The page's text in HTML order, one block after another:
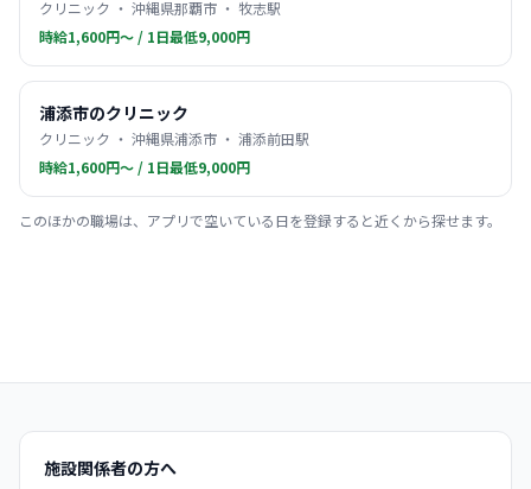
クリニック ・ 沖縄県那覇市 ・ 牧志駅
時給1,600円〜 / 1日最低9,000円
浦添市のクリニック
クリニック ・ 沖縄県浦添市 ・ 浦添前田駅
時給1,600円〜 / 1日最低9,000円
このほかの職場は、アプリで空いている日を登録すると近くから探せます。
施設関係者の方へ